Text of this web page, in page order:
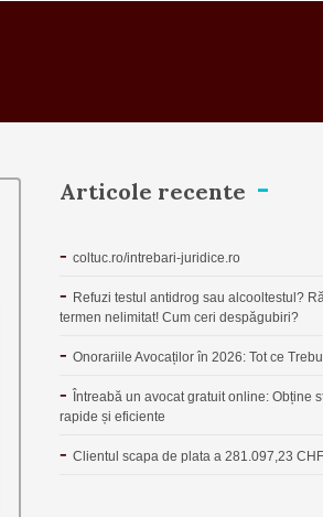
Articole recente
coltuc.ro/intrebari-juridice.ro
Refuzi testul antidrog sau alcooltestul?
termen nelimitat! Cum ceri despăgubiri?
Onorariile Avocaților în 2026: Tot ce
Întreabă un avocat gratuit online: Obține
rapide și eficiente
Clientul scapa de plata a 281.097,23